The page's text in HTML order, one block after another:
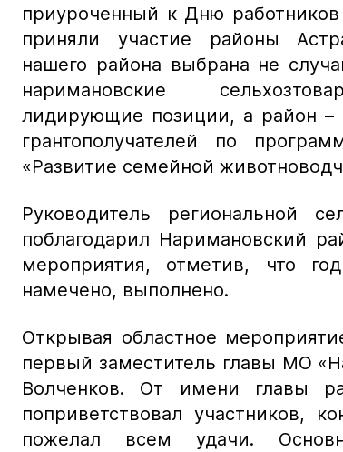
приуроченный к Дню работников
приняли участие районы
нашего района выбрана не
наримановские
лидирующие позиции, а район –
грантополучателей по
«Развитие семейной
Руководитель региональной
поблагодарил Наримановский
мероприятия, отметив, что
намечено, выполнено.
Открывая областное
первый заместитель главы МО
Волченков. От имени главы
поприветствовал участников,
пожелал всем удачи.